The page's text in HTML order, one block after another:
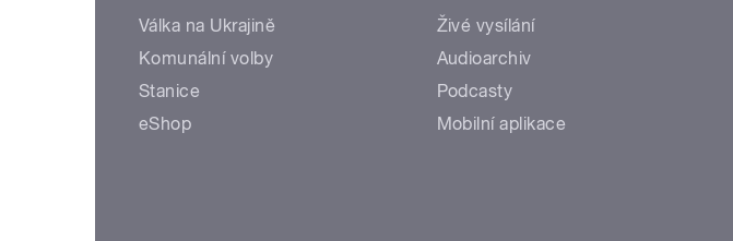
Válka na Ukrajině
Komunální volby
Stanice
eShop
Živé vysílání
Audioarchiv
Podcasty
Mobilní aplikace